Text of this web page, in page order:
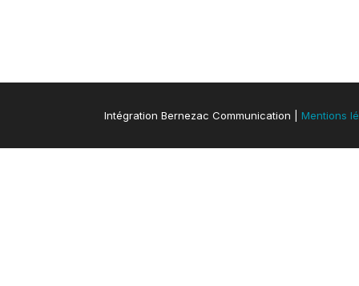
Intégration Bernezac Communication | Mentions